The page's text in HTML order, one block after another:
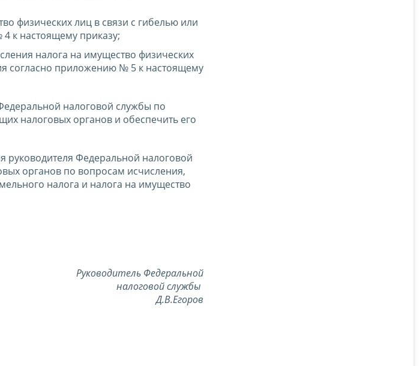
физических лиц в связи с гибелью или
к настоящему приказу;
налога на имущество физических
согласно приложению № 5 к настоящему
налоговой службы по
налоговых органов и обеспечить его
руководителя Федеральной налоговой
органов по вопросам исчисления,
налога и налога на имущество
Руководитель Федеральной
налоговой службы
Д.В.Егоров